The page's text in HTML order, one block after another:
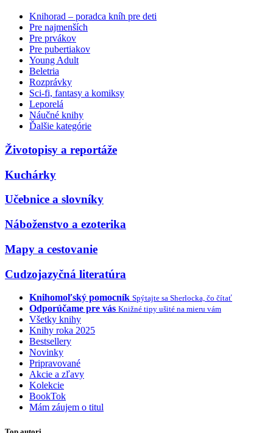
Knihorad – poradca kníh pre deti
Pre najmenších
Pre prvákov
Pre pubertiakov
Young Adult
Beletria
Rozprávky
Sci-fi, fantasy a komiksy
Leporelá
Náučné knihy
Ďalšie kategórie
Životopisy a reportáže
Kuchárky
Učebnice a slovníky
Náboženstvo a ezoterika
Mapy a cestovanie
Cudzojazyčná literatúra
Knihomoľský pomocník Spýtajte sa Sherlocka, čo čítať
Odporúčame pre vás Knižné tipy ušité na mieru vám
Všetky knihy
Knihy roka 2025
Bestsellery
Novinky
Pripravované
Akcie a zľavy
Kolekcie
BookTok
Mám záujem o titul